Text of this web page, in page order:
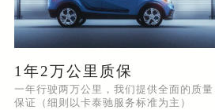
1年2万公里质保
一年行驶两万公里，我们提供全面的质量
保证（细则以卡泰驰服务标准为主）